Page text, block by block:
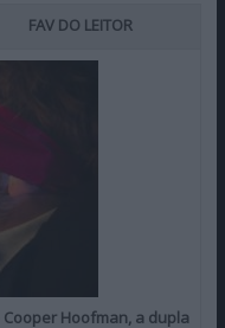
FAV DO LEITOR
Cooper Hoofman, a dupla